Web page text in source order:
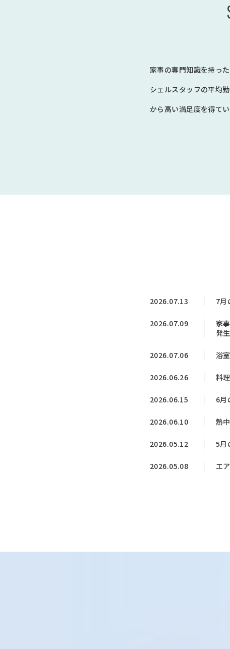
家事の専門知識を持っ
シェルスタッフの平均
から高い満足度を得て
2026.07.13 7月
2026.07.09
家
発
2026.07.06 浴
2026.06.26 料
2026.06.15 6月
2026.06.10 熱
2026.05.12 5月
2026.05.08 エ